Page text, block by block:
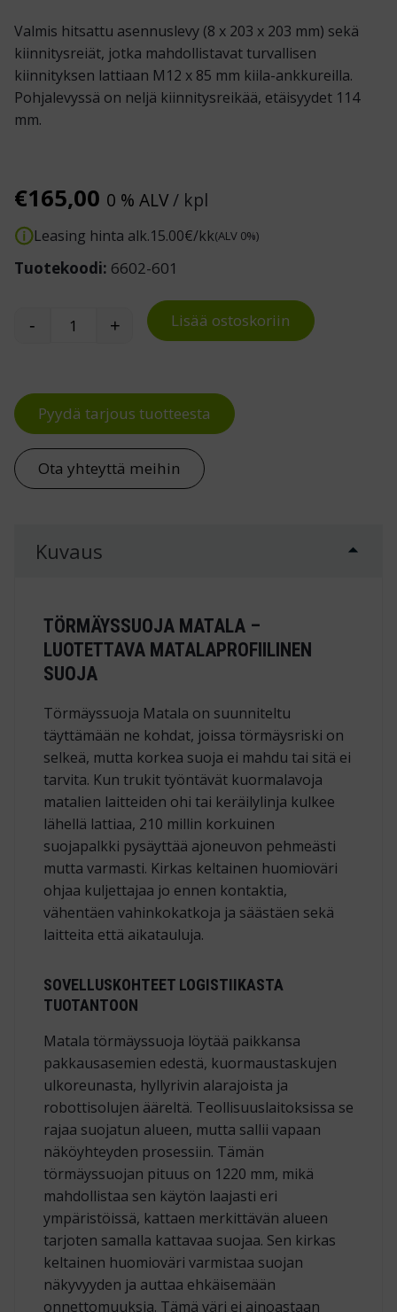
Valmis hitsattu asennuslevy (8 x 203 x 203 mm) sekä
kiinnitysreiät, jotka mahdollistavat turvallisen
kiinnityksen lattiaan M12 x 85 mm kiila-ankkureilla.
Pohjalevyssä on neljä kiinnitysreikää, etäisyydet 114
mm.
€165,00 0 % ALV/ kpl
Leasing hinta alk.15.00€/kk(ALV 0%)
Tuotekoodi: 6602-601
Törmäyssuoja Matala määrä
- + Lisää ostoskoriin
Pyydä tarjous tuotteesta
Ota yhteyttä meihin
Kuvaus
TÖRMÄYSSUOJA MATALA –
LUOTETTAVA MATALAPROFIILINEN
SUOJA
Törmäyssuoja Matala on suunniteltu
täyttämään ne kohdat, joissa törmäysriski on
selkeä, mutta korkea suoja ei mahdu tai sitä ei
tarvita. Kun trukit työntävät kuormalavoja
matalien laitteiden ohi tai keräilylinja kulkee
lähellä lattiaa, 210 millin korkuinen
suojapalkki pysäyttää ajoneuvon pehmeästi
mutta varmasti. Kirkas keltainen huomioväri
ohjaa kuljettajaa jo ennen kontaktia,
vähentäen vahinkokatkoja ja säästäen sekä
laitteita että aikatauluja.
SOVELLUSKOHTEET LOGISTIIKASTA
TUOTANTOON
Matala törmäyssuoja löytää paikkansa
pakkausasemien edestä, kuormaustaskujen
ulkoreunasta, hyllyrivin alarajoista ja
robottisolujen ääreltä. Teollisuuslaitoksissa se
rajaa suojatun alueen, mutta sallii vapaan
näköyhteyden prosessiin. Tämän
törmäyssuojan pituus on 1220 mm, mikä
mahdollistaa sen käytön laajasti eri
ympäristöissä, kattaen merkittävän alueen
tarjoten samalla kattavaa suojaa. Sen kirkas
keltainen huomioväri varmistaa suojan
näkyvyyden ja auttaa ehkäisemään
onnettomuuksia. Tämä väri ei ainoastaan